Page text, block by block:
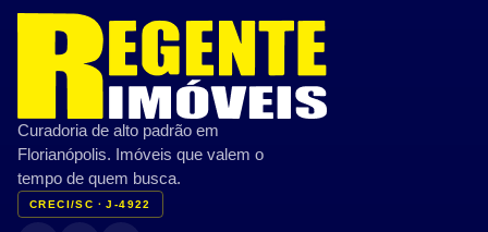
Curadoria de alto padrão em
Florianópolis. Imóveis que valem o
tempo de quem busca.
CRECI/SC · J-4922